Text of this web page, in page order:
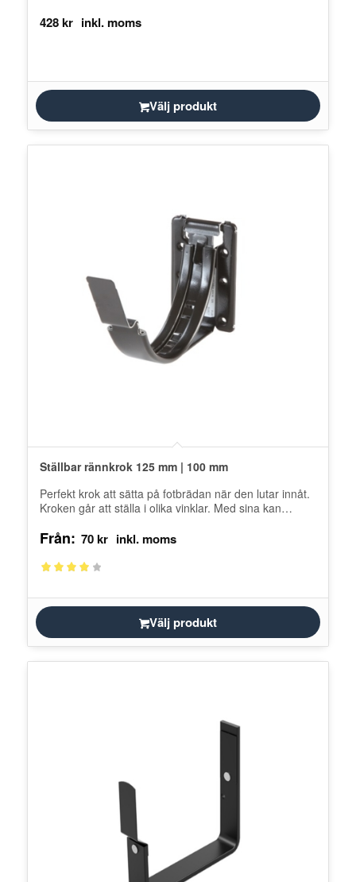
428kr
Välj produkt
Ställbar rännkrok 125 mm | 100 mm
Perfekt krok att sätta på fotbrädan när den lutar innåt.
Kroken går att ställa i olika vinklar. Med sina kan…
Från: 70kr
av 5
Välj produkt